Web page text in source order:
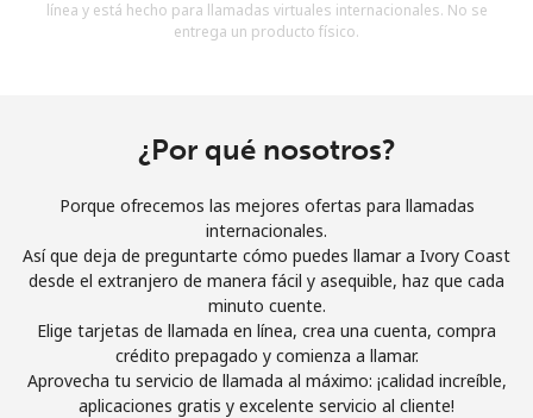
Al abrir una cuenta en este sitio web, estoy de acuerdo con
Términos y condiciones.
¡Hola!
Inicia sesión oREGÍSTRATE →
línea y está hecho para llamadas virtuales internacionales. No se
entrega un producto físico.
¿Por qué nosotros?
Porque ofrecemos las mejores ofertas para llamadas
internacionales.
Así que deja de preguntarte cómo puedes llamar a Ivory Coast
desde el extranjero de manera fácil y asequible, haz que cada
minuto cuente.
Elige tarjetas de llamada en línea, crea una cuenta, compra
crédito prepagado y comienza a llamar.
Aprovecha tu servicio de llamada al máximo: ¡calidad increíble,
aplicaciones gratis y excelente servicio al cliente!